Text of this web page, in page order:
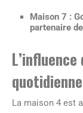
Maison 7 :
partenaire
quotidienne
La maison 4 est